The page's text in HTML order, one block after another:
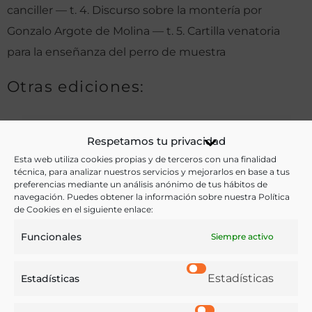
Respetamos tu privacidad
Esta web utiliza cookies propias y de terceros con una finalidad
técnica, para analizar nuestros servicios y mejorarlos en base a tus
preferencias mediante un análisis anónimo de tus hábitos de
navegación. Puedes obtener la información sobre nuestra Política
de Cookies en el siguiente enlace:
Funcionales Siempre activo
Estadísticas Estadísticas
canciller — t. 4. Discurso sobre la montería por
Gonzalo Argote de Molina — t. 5. Cartilla venatoria
para la enseñanza del perro de muestra
Otras ediciones:
Vol. II. Rey Alfonso XI. Siglo XIV